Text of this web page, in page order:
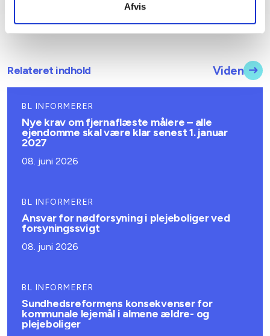
Afvis
Relateret indhold Viden
BL INFORMERER
Nye krav om fjernaflæste målere – alle
ejendomme skal være klar senest 1. januar
2027
08. juni 2026
BL INFORMERER
Ansvar for nødforsyning i plejeboliger ved
forsyningssvigt
08. juni 2026
BL INFORMERER
Sundhedsreformens konsekvenser for
kommunale lejemål i almene ældre- og
plejeboliger